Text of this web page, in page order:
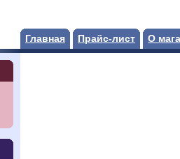
Главная Прайс-лист О